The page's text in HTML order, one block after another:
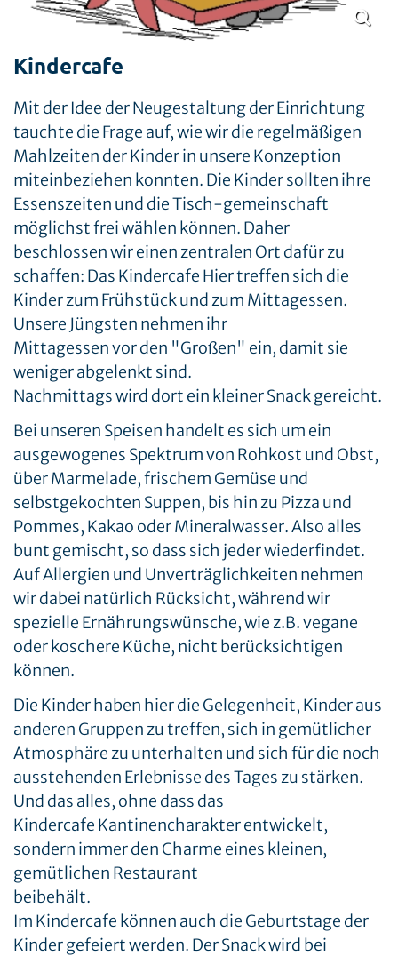
Kindercafe
Mit der Idee der Neugestaltung der Einrichtung
tauchte die Frage auf, wie wir die regelmäßigen
Mahlzeiten der Kinder in unsere Konzeption
miteinbeziehen konnten. Die Kinder sollten ihre
Essenszeiten und die Tisch-gemeinschaft
möglichst frei wählen können. Daher
beschlossen wir einen zentralen Ort dafür zu
schaffen: Das Kindercafe Hier treffen sich die
Kinder zum Frühstück und zum Mittagessen.
Unsere Jüngsten nehmen ihr
Mittagessen vor den "Großen" ein, damit sie
weniger abgelenkt sind.
Nachmittags wird dort ein kleiner Snack gereicht.
Bei unseren Speisen handelt es sich um ein
ausgewogenes Spektrum von Rohkost und Obst,
über Marmelade, frischem Gemüse und
selbstgekochten Suppen, bis hin zu Pizza und
Pommes, Kakao oder Mineralwasser. Also alles
bunt gemischt, so dass sich jeder wiederfindet.
Auf Allergien und Unverträglichkeiten nehmen
wir dabei natürlich Rücksicht, während wir
spezielle Ernährungswünsche, wie z.B. vegane
oder koschere Küche, nicht berücksichtigen
können.
Die Kinder haben hier die Gelegenheit, Kinder aus
anderen Gruppen zu treffen, sich in gemütlicher
Atmosphäre zu unterhalten und sich für die noch
ausstehenden Erlebnisse des Tages zu stärken.
Und das alles, ohne dass das
Kindercafe Kantinencharakter entwickelt,
sondern immer den Charme eines kleinen,
gemütlichen Restaurant
beibehält.
Im Kindercafe können auch die Geburtstage der
Kinder gefeiert werden. Der Snack wird bei